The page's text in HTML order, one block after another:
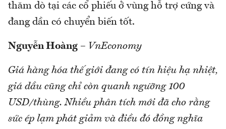
thăm dò tại các cổ phiếu ở vùng hỗ trợ cứng và
đang dần có chuyển biến tốt.
Nguyễn Hoàng – VnEconomy
Giá hàng hóa thế giới đang có tín hiệu hạ nhiệt,
giá dầu cũng chỉ còn quanh ngưỡng 100
USD/thùng. Nhiều phân tích mới đã cho rằng
sức ép lạm phát giảm và điều đó đồng nghĩa